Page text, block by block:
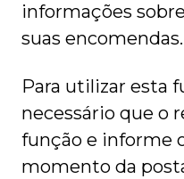
informações
suas encomendas.
Para utilizar esta
necessário que o
função e informe
momento da